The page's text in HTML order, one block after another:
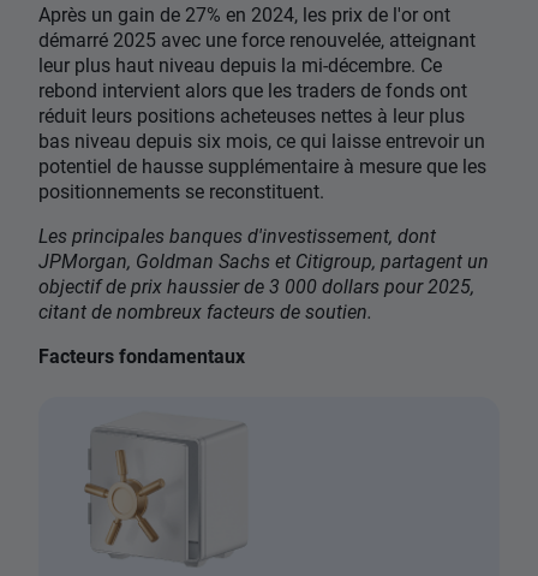
Après un gain de 27% en 2024, les prix de l'or ont
démarré 2025 avec une force renouvelée, atteignant
leur plus haut niveau depuis la mi-décembre. Ce
rebond intervient alors que les traders de fonds ont
réduit leurs positions acheteuses nettes à leur plus
bas niveau depuis six mois, ce qui laisse entrevoir un
potentiel de hausse supplémentaire à mesure que les
positionnements se reconstituent.
Les principales banques d'investissement, dont
JPMorgan, Goldman Sachs et Citigroup, partagent un
objectif de prix haussier de 3 000 dollars pour 2025,
citant de nombreux facteurs de soutien.
Facteurs fondamentaux